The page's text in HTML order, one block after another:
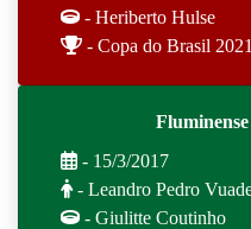
- Heriberto Hulse
- Copa do Brasil 2021
- 15/3/2017
- Leandro Pedro
- Giulitte Coutinho